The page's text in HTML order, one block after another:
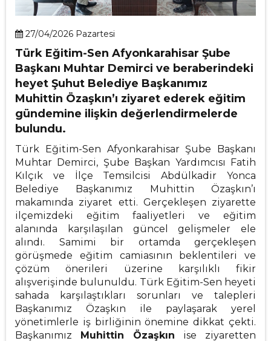
27/04/2026 Pazartesi
Türk Eğitim-Sen Afyonkarahisar Şube
Başkanı Muhtar Demirci ve beraberindeki
heyet Şuhut Belediye Başkanımız
Muhittin Özaşkın’ı ziyaret ederek eğitim
gündemine ilişkin değerlendirmelerde
bulundu.
Türk Eğitim-Sen Afyonkarahisar Şube Başkanı
Muhtar Demirci, Şube Başkan Yardımcısı Fatih
Kılçık ve İlçe Temsilcisi Abdülkadir Yonca
Belediye Başkanımız Muhittin Özaşkın’ı
makamında ziyaret etti. Gerçekleşen ziyarette
ilçemizdeki eğitim faaliyetleri ve eğitim
alanında karşılaşılan güncel gelişmeler ele
alındı. Samimi bir ortamda gerçekleşen
görüşmede eğitim camiasının beklentileri ve
çözüm önerileri üzerine karşılıklı fikir
alışverişinde bulunuldu. Türk Eğitim-Sen heyeti
sahada karşılaştıkları sorunları ve talepleri
Başkanımız Özaşkın ile paylaşarak yerel
yönetimlerle iş birliğinin önemine dikkat çekti.
Başkanımız Muhittin Özaşkın ise ziyaretten